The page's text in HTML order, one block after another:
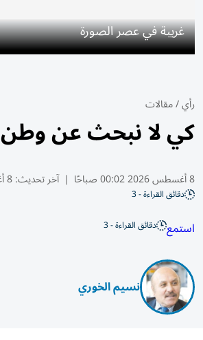
غريبة في عصر الصورة
رأي/مقالات
كي لا نبحث عن وطن
8 أغسطس 2026 00:02 صباحًا | آخر تحديث:8 أغسطس 00:02 2026
دقائق القراءة - 3
استمع دقائق القراءة - 3
نسيم الخوري